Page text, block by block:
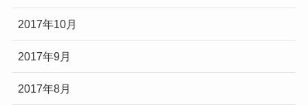
2017年10月
2017年9月
2017年8月